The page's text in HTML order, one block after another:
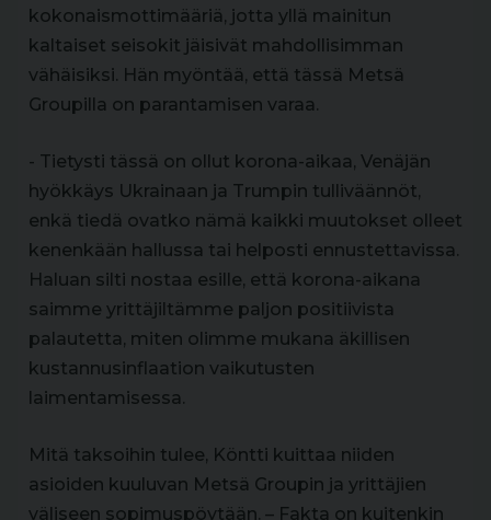
kokonaismottimääriä, jotta yllä mainitun
kaltaiset seisokit jäisivät mahdollisimman
vähäisiksi. Hän myöntää, että tässä Metsä
Groupilla on parantamisen varaa.
- Tietysti tässä on ollut korona-aikaa, Venäjän
hyökkäys Ukrainaan ja Trumpin tulliväännöt,
enkä tiedä ovatko nämä kaikki muutokset olleet
kenenkään hallussa tai helposti ennustettavissa.
Haluan silti nostaa esille, että korona-aikana
saimme yrittäjiltämme paljon positiivista
palautetta, miten olimme mukana äkillisen
kustannusinflaation vaikutusten
laimentamisessa.
Mitä taksoihin tulee, Köntti kuittaa niiden
asioiden kuuluvan Metsä Groupin ja yrittäjien
väliseen sopimuspöytään. – Fakta on kuitenkin